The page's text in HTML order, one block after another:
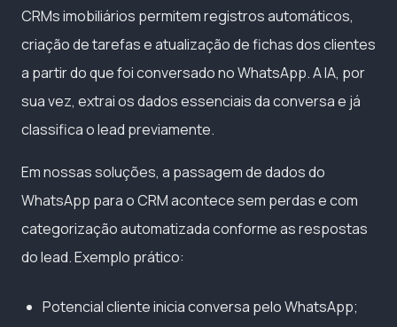
CRMs imobiliários permitem registros automáticos,
criação de tarefas e atualização de fichas dos clientes
a partir do que foi conversado no WhatsApp. A IA, por
sua vez, extrai os dados essenciais da conversa e já
classifica o lead previamente.
Em nossas soluções, a passagem de dados do
WhatsApp para o CRM acontece sem perdas e com
categorização automatizada conforme as respostas
do lead. Exemplo prático:
Potencial cliente inicia conversa pelo WhatsApp;